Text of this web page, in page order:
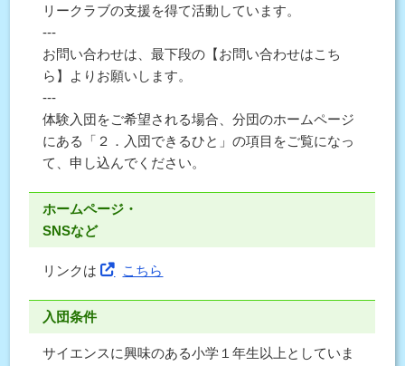
リークラブの支援を得て活動しています。
---
お問い合わせは、最下段の【お問い合わせはこち
ら】よりお願いします。
---
体験入団をご希望される場合、分団のホームページ
にある「２．入団できるひと」の項目をご覧になっ
て、申し込んでください。
ホームページ・
SNSなど
リンクは こちら
入団条件
サイエンスに興味のある小学１年生以上としていま